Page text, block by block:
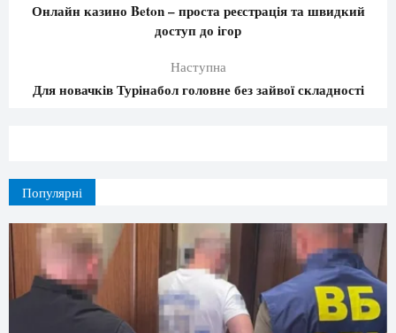
Онлайн казино Beton – проста реєстрація та швидкий
доступ до ігор
Наступна
Для новачків Турінабол головне без зайвої складності
Популярні